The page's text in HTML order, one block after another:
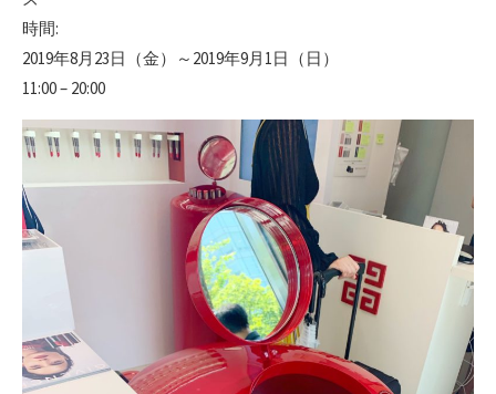
時間:
2019年8月23日（金）～2019年9月1日（日）
11:00 – 20:00